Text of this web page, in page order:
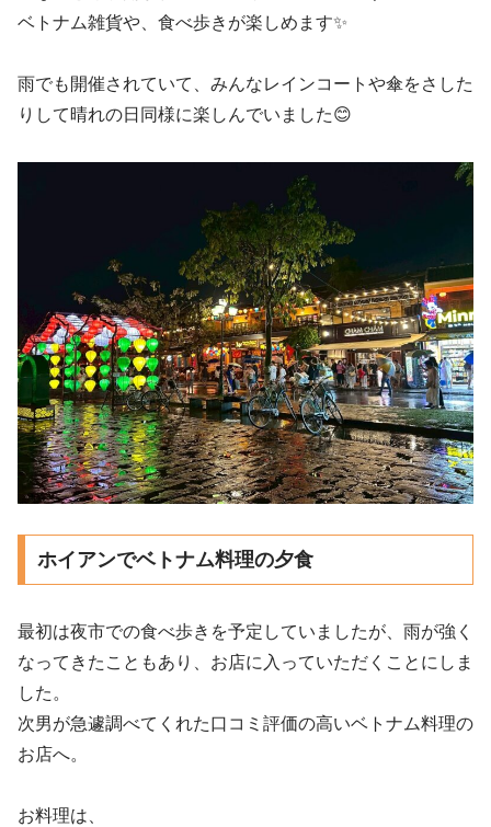
ベトナム雑貨や、食べ歩きが楽しめます✨
雨でも開催されていて、みんなレインコートや傘をさした
りして晴れの日同様に楽しんでいました😊
ホイアンでベトナム料理の夕食
最初は夜市での食べ歩きを予定していましたが、雨が強く
なってきたこともあり、お店に入っていただくことにしま
した。
次男が急遽調べてくれた口コミ評価の高いベトナム料理の
お店へ。
お料理は、